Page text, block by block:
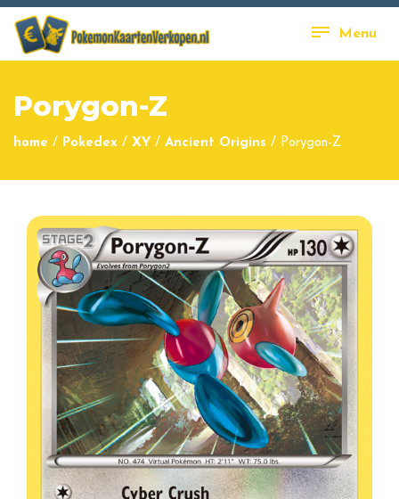
Menu
Porygon-Z
home / Pokedex / XY / Ancient Origins / Porygon-Z